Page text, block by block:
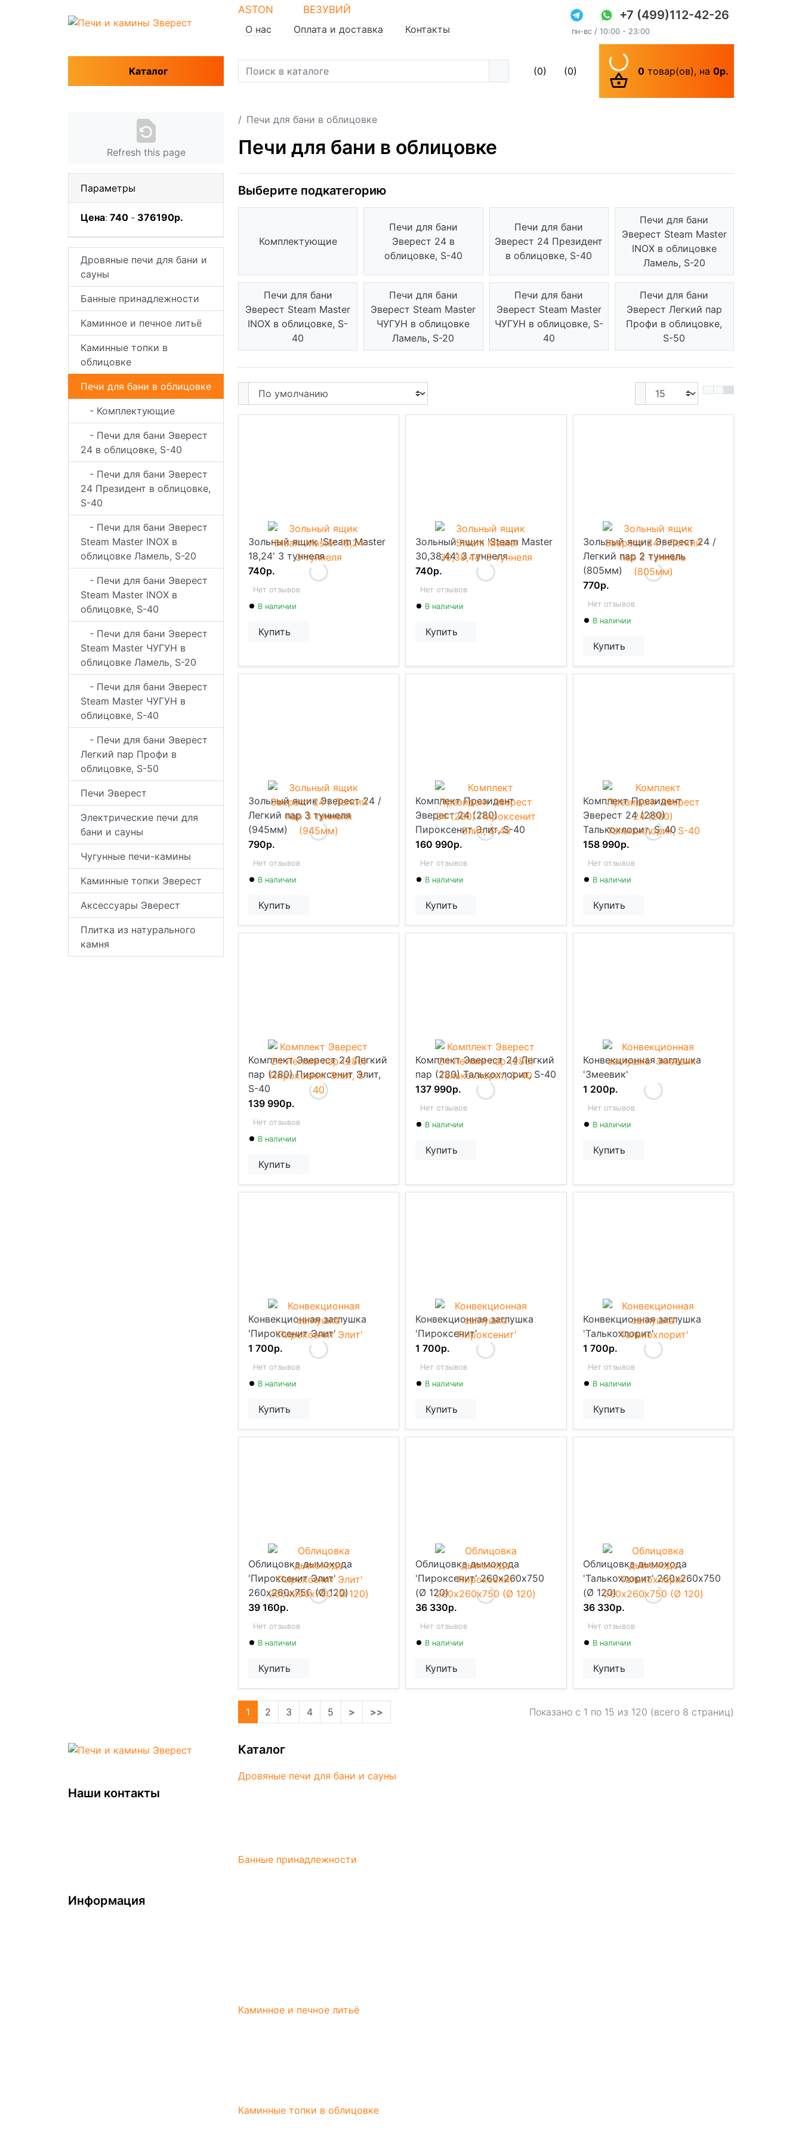
ASTON
ВЕЗУВИЙ
О нас
Оплата и доставка Контакты
(0) (0)
+7 (499)112-42-26
пн-вс / 10:00 - 23:00
0 товар(ов), на 0р.
Каталог
Refresh this page
Параметры
Цена: 740 - 376190р.
Дровяные печи для бани и
сауны
Банные принадлежности
Каминное и печное литьё
Каминные топки в
облицовке
Печи для бани в облицовке
- Комплектующие
- Печи для бани Эверест
24 в облицовке, S-40
- Печи для бани Эверест
24 Президент в облицовке,
S-40
- Печи для бани Эверест
Steam Master INOX в
облицовке Ламель, S-20
- Печи для бани Эверест
Steam Master INOX в
облицовке, S-40
- Печи для бани Эверест
Steam Master ЧУГУН в
облицовке Ламель, S-20
- Печи для бани Эверест
Steam Master ЧУГУН в
облицовке, S-40
- Печи для бани Эверест
Легкий пар Профи в
облицовке, S-50
Печи Эверест
Электрические печи для
бани и сауны
Чугунные печи-камины
Каминные топки Эверест
Аксессуары Эверест
Плитка из натурального
камня
Печи для бани в облицовке
Печи для бани в облицовке
Выберите подкатегорию
Комплектующие
Печи для бани
Эверест 24 в
облицовке, S-40
Печи для бани
Эверест 24 Президент
в облицовке, S-40
Печи для бани
Эверест Steam Master
INOX в облицовке
Ламель, S-20
Печи для бани
Эверест Steam Master
INOX в облицовке, S-
40
Печи для бани
Эверест Steam Master
ЧУГУН в облицовке
Ламель, S-20
Печи для бани
Эверест Steam Master
ЧУГУН в облицовке, S-
40
Печи для бани
Эверест Легкий пар
Профи в облицовке,
S-50
Зольный ящик 'Steam Master
18,24' 3 туннеля
740р.
Нет отзывов
В наличии
Купить
Зольный ящик 'Steam Master
30,38,44' 3 туннеля
740р.
Нет отзывов
В наличии
Купить
Зольный ящик Эверест 24 /
Легкий пар 2 туннель
(805мм)
770р.
Нет отзывов
В наличии
Купить
Зольный ящик Эверест 24 /
Легкий пар 3 туннеля
(945мм)
790р.
Нет отзывов
В наличии
Купить
Комплект Президент
Эверест 24 (280)
Пироксенит Элит, S-40
160 990р.
Нет отзывов
В наличии
Купить
Комплект Президент
Эверест 24 (280)
Талькохлорит, S-40
158 990р.
Нет отзывов
В наличии
Купить
Комплект Эверест 24 Легкий
пар (280) Пироксенит Элит,
S-40
139 990р.
Нет отзывов
В наличии
Купить
Комплект Эверест 24 Легкий
пар (280) Талькохлорит, S-40
137 990р.
Нет отзывов
В наличии
Купить
Конвекционная заглушка
'Змеевик'
1 200р.
Нет отзывов
В наличии
Купить
Конвекционная заглушка
'Пироксенит Элит'
1 700р.
Нет отзывов
В наличии
Купить
Конвекционная заглушка
'Пироксенит'
1 700р.
Нет отзывов
В наличии
Купить
Конвекционная заглушка
'Талькохлорит'
1 700р.
Нет отзывов
В наличии
Купить
Облицовка дымохода
'Пироксенит Элит'
260х260х750 (Ø 120)
39 160р.
Нет отзывов
В наличии
Купить
Облицовка дымохода
'Пироксенит' 260х260х750
(Ø 120)
36 330р.
Нет отзывов
В наличии
Купить
Облицовка дымохода
'Талькохлорит' 260х260х750
(Ø 120)
36 330р.
Нет отзывов
В наличии
Купить
Показано с 1 по 15 из 120 (всего 8 страниц)
1 2 3 4 5 > >>
Наши контакты
Информация
Каталог
Дровяные печи для бани и сауны
Банные принадлежности
Каминное и печное литьё
Каминные топки в облицовке